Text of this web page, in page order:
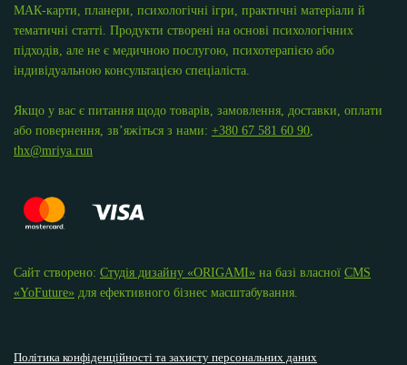
МАК-карти, планери, психологічні ігри, практичні матеріали й
тематичні статті. Продукти створені на основі психологічних
підходів, але не є медичною послугою, психотерапією або
індивідуальною консультацією спеціаліста.
Якщо у вас є питання щодо товарів, замовлення, доставки, оплати
або повернення, зв’яжіться з нами: +380 67 581 60 90,
thx@mriya.run
Сайт створено: Студія дизайну «ОRIGAMI» на базі власної CMS
«YoFuture» для ефективного бізнес масштабування.
Політика конфіденційності та захисту персональних даних